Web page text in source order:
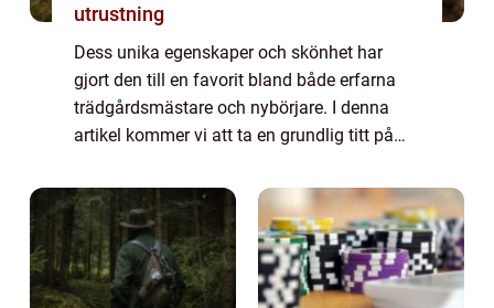
utrustning
Dess unika egenskaper och skönhet har
gjort den till en favorit bland både erfarna
trädgårdsmästare och nybörjare. I denna
artikel kommer vi att ta en grundlig titt på
typer, kvantitativa mätningar, skillnader...